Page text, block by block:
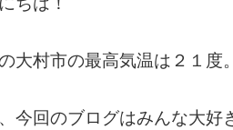
大村市の最高気温は２１度
今回のブログはみんな大好